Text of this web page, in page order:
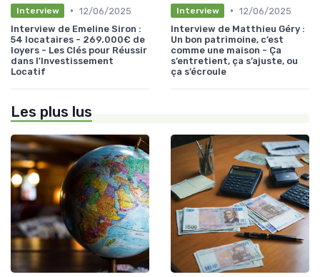
Interview • 12/06/2025
Interview de Emeline Siron :
54 locataires - 269.000€ de
loyers - Les Clés pour Réussir
dans l'Investissement
Locatif
Interview • 12/06/2025
Interview de Matthieu Géry :
Un bon patrimoine, c’est
comme une maison - Ça
s’entretient, ça s’ajuste, ou
ça s’écroule
Les plus lus